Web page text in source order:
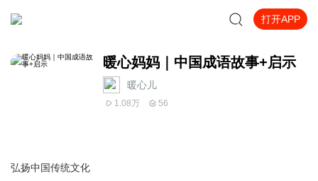
打开APP
暖心妈妈｜中国成语故事+启示
暖心儿_
1.08万 56
弘扬中国传统文化